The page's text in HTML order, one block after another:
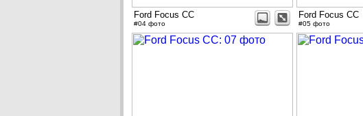
Ford Focus CC
#04 фото
Ford Focus CC
#05 фото